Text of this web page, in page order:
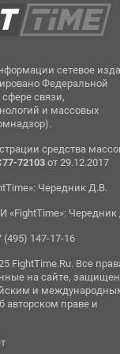
сетевое
Федеральной
связи,
и массовых
средства
72103от 29.12.2017
Чередник Д.В.
«FightTime»: Чередник
147-17-16
FightTime.Ru. Все
на сайте,
и
авторском праве и